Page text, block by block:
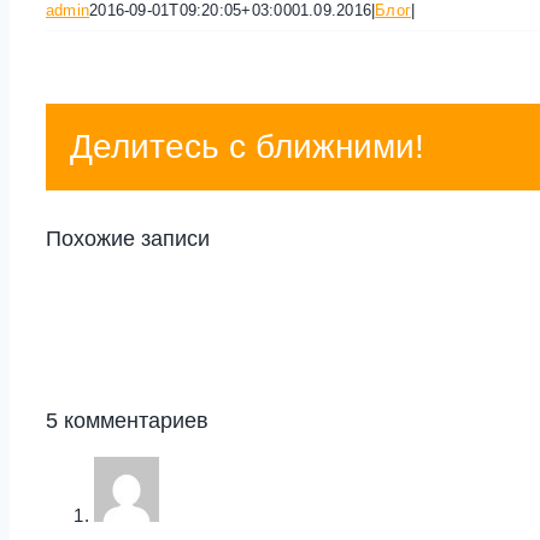
admin2016-09-01T09:20:05+03:0001.09.2016 Блог
Делитесь с ближними!
Похожие записи
5 комментариев